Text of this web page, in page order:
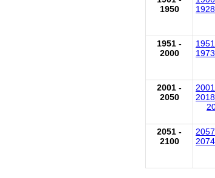
1950
1928
1951 -
2000
1951
1973
2001 -
2050
2001
2018
2051 -
2100
2057
2074